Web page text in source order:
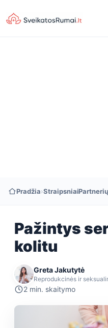
Pradžia›Straipsniai
›
Pažintys
kolitu
Greta Jakutytė
Reprodukcinės ir
2 min. skaitymo